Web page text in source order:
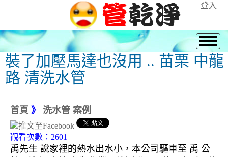
登入
裝了加壓馬達也沒用 .. 苗栗 中龍
路 清洗水管
首頁 》 洗水管 案例
觀看次數：2601
禹先生 說家裡的熱水出水小，本公司驅車至 禹 公